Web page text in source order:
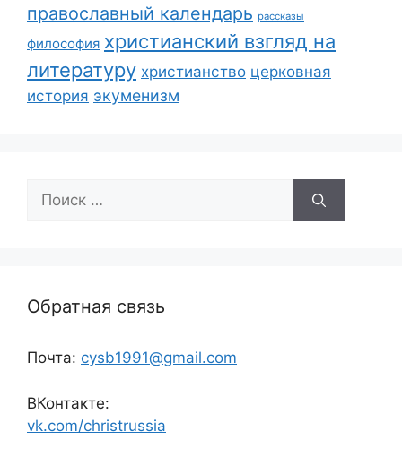
православный календарь рассказы
философия христианский взгляд на
литературу христианство церковная
история экуменизм
Поиск:
Обратная связь
Почта: cysb1991@gmail.com
ВКонтакте:
vk.com/christrussia